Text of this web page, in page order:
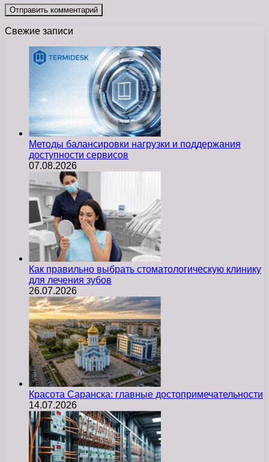
Свежие записи
Методы балансировки нагрузки и поддержания
доступности сервисов
07.08.2026
Как правильно выбрать стоматологическую клинику
для лечения зубов
26.07.2026
Красота Саранска: главные достопримечательности
14.07.2026